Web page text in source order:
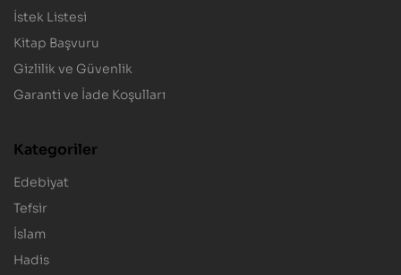
İstek Listesi
Kitap Başvuru
Gizlilik ve Güvenlik
Garanti ve İade Koşulları
Kategoriler
Edebiyat
Tefsir
İslam
Hadis